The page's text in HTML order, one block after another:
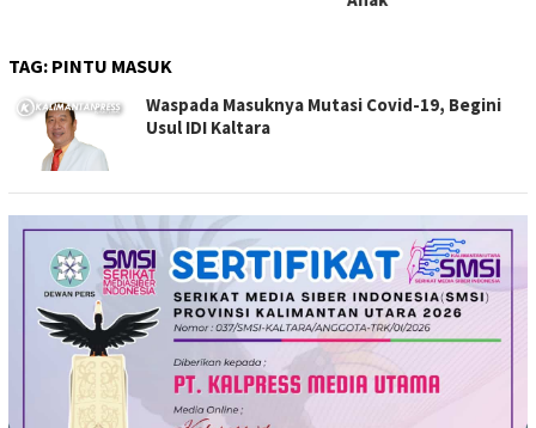
TAG: PINTU MASUK
Waspada Masuknya Mutasi Covid-19, Begini
Usul IDI Kaltara